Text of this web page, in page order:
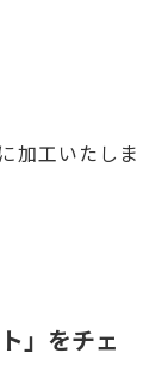
加工いたしま
」をチェ